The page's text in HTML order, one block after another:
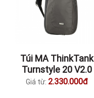
Túi MA ThinkTank
Turnstyle 20 V2.0
Giá từ: 2.330.000đ